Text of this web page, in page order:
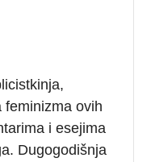
feminizma ovih
i esejima
Dugogodišnja